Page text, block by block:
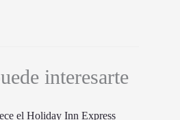
interesarte